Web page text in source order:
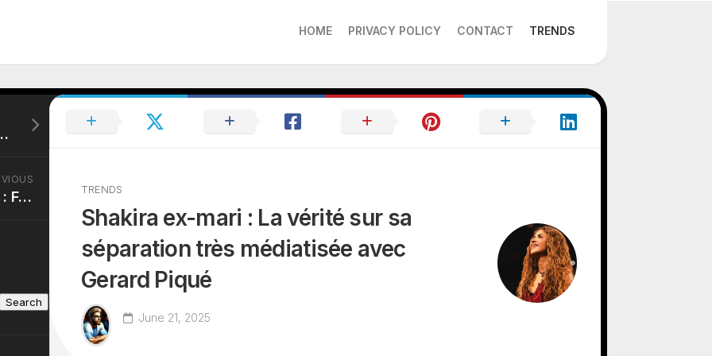
HOME PRIVACY POLICY CONTACT TRENDS
TRENDS
Shakira ex-mari : La vérité sur sa
séparation très médiatisée avec
Gerard Piqué
June 21, 2025
Miss France à femme du célèbre jockey
Romain Bardet femme : Focus sur Amandine, la femme du cycliste français
Search